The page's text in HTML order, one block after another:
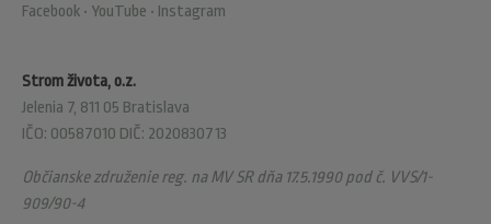
Strom života, o.z.
Jelenia 7, 811 05 Bratislava
IČO: 00587010 DIČ: 2020830713
Občianske združenie reg. na MV SR dňa 17.5.1990 pod č. VVS/1-
909/90-4
Facebook • YouTube • Instagram